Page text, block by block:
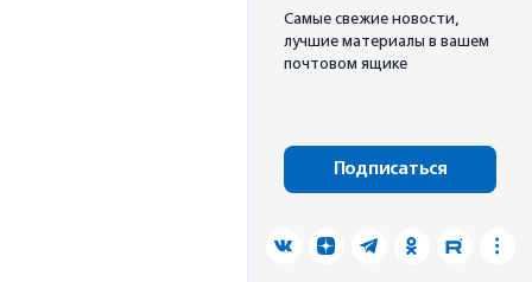
Cамые свежие новости,
лучшие материалы в вашем
почтовом ящике
Подписаться